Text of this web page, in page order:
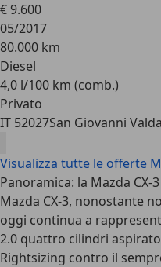
€ 9.600
05/2017
80.000 km
Diesel
4,0 l/100 km (comb.)
Privato
IT 52027San Giovanni
Visualizza tutte le offerte
Panoramica: la Mazda CX-
Mazda CX-3, nonostante
oggi continua a
2.0 quattro cilindri
Rightsizing contro il